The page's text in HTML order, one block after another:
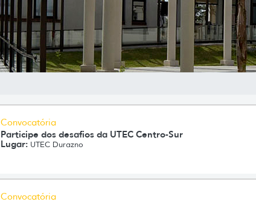
Convocatória
Participe dos desafios da UTEC Centro-Sur
Lugar: UTEC Durazno
Convocatória